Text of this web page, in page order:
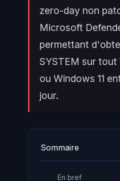
zero-day non
Microsoft
permettant
SYSTEM sur tout
ou Windows 11
jour.
Sommaire
En bref